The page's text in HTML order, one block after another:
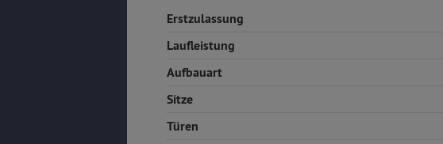
Erstzulassung
Laufleistung
Aufbauart
Sitze
Türen